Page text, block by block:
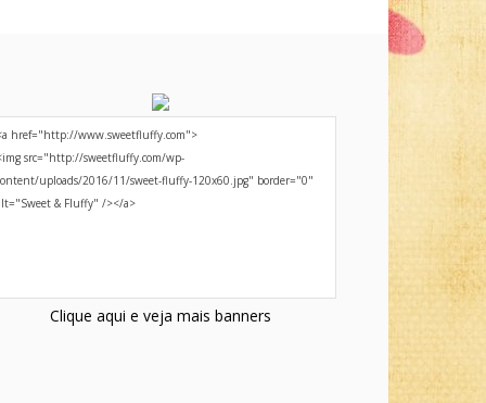
Clique aqui e veja mais banners